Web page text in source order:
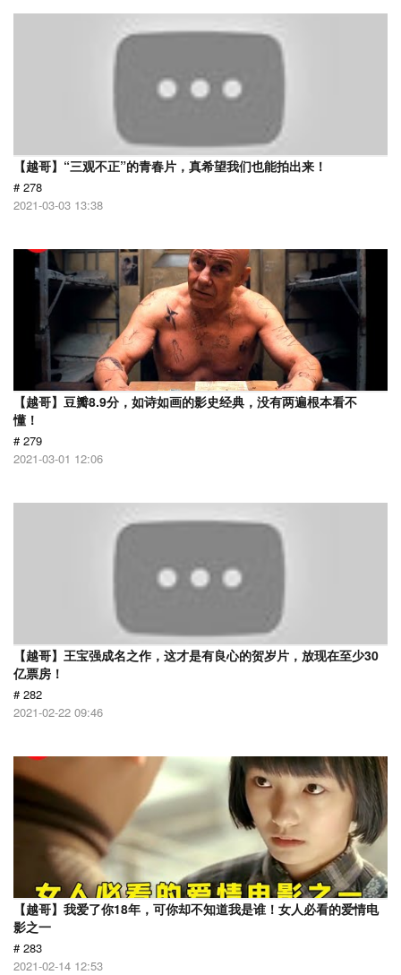
【越哥】“三观不正”的青春片，真希望我们也能拍出来！
# 278
2021-03-03 13:38
【越哥】豆瓣8.9分，如诗如画的影史经典，没有两遍根本看不
懂！
# 279
2021-03-01 12:06
【越哥】王宝强成名之作，这才是有良心的贺岁片，放现在至少30
亿票房！
# 282
2021-02-22 09:46
【越哥】我爱了你18年，可你却不知道我是谁！女人必看的爱情电
影之一
# 283
2021-02-14 12:53